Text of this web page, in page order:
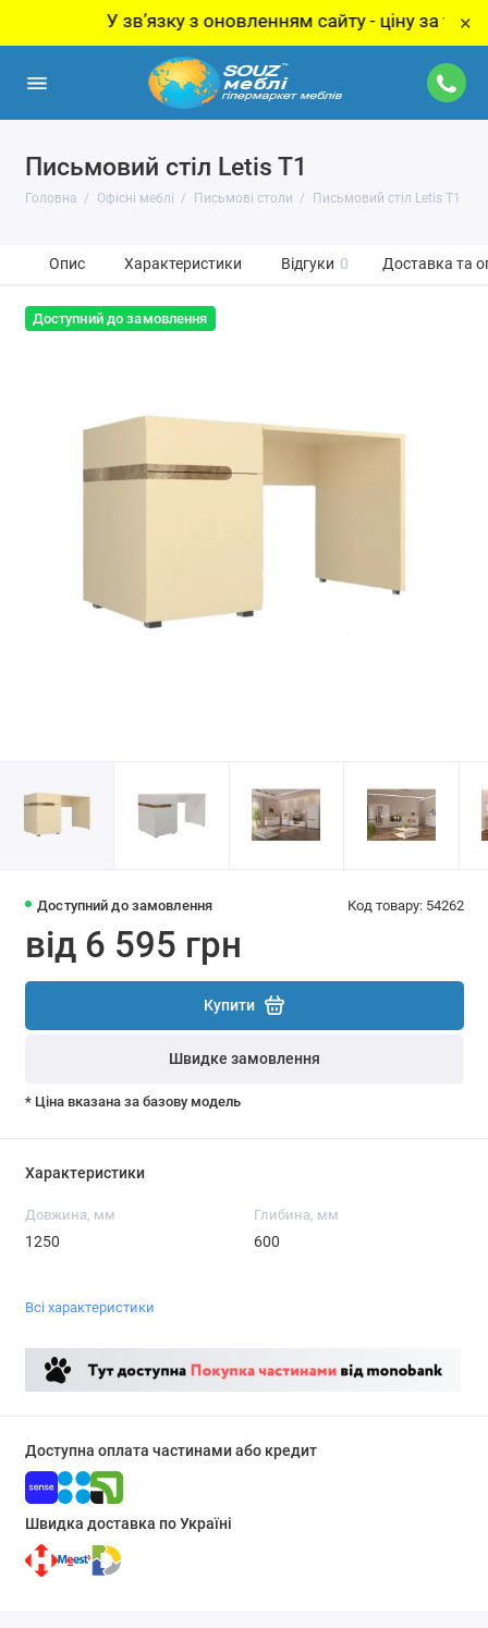
У звʼязку з оновленням сайту - ціну за товар ×
Письмовий стіл Letis T1
Головна Офісні меблі Письмові столи Письмовий стіл Letis T1
Опис Характеристики Відгуки 0 Доставка та
Доступний до замовлення
Доступний до замовлення Код товару: 54262
від 6 595 грн
Купити
Швидке замовлення
* Ціна вказана за базову модель
Характеристики
Довжина, мм
1250
Глибина, мм
600
Всі характеристики
Доступна оплата частинами або кредит
Швидка доставка по Україні